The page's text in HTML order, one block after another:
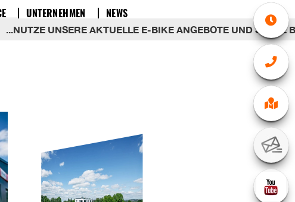
UNTERNEHMEN NEWS
UNSERE AKTUELLE E-BIKE ANGEBOTE UND SPARE BIS